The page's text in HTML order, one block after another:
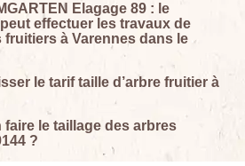
Elagage 89 : le
effectuer les travaux de
fruitiers à Varennes dans le
le tarif taille d’arbre fruitier à
faire le taillage des arbres
?